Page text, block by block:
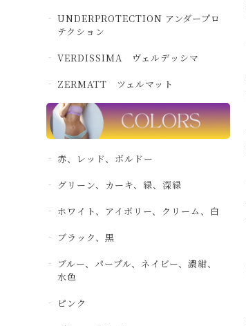
UNDERPROTECTION アンダープロ
テクション
VERDISSIMA ヴェルデッシマ
ZERMATT ツェルマット
赤、レッド、ボルドー
グリーン、カーキ、緑、深緑
ホワイト、アイボリー、クリーム、白
ブラック、黒
ブルー、パープル、ネイビー、濃紺、
水色
ピンク